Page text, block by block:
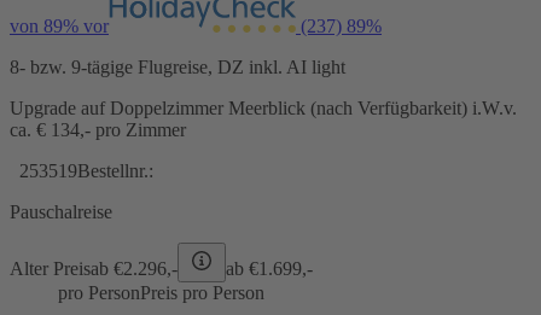
von 89% vor (237) 89%
8- bzw. 9-tägige Flugreise, DZ inkl. AI light
Upgrade auf Doppelzimmer Meerblick (nach Verfügbarkeit) i.W.v.
ca. € 134,- pro Zimmer
253519Bestellnr.:
Pauschalreise
Alter Preisab €2.296,- ab €1.699,-
pro PersonPreis pro Person